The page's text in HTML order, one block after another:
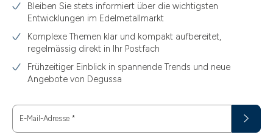
Bleiben Sie stets informiert über die wichtigsten
Entwicklungen im Edelmetallmarkt
Komplexe Themen klar und kompakt aufbereitet,
regelmässig direkt in Ihr Postfach
Frühzeitiger Einblick in spannende Trends und neue
Angebote von Degussa
E-Mail-Adresse *